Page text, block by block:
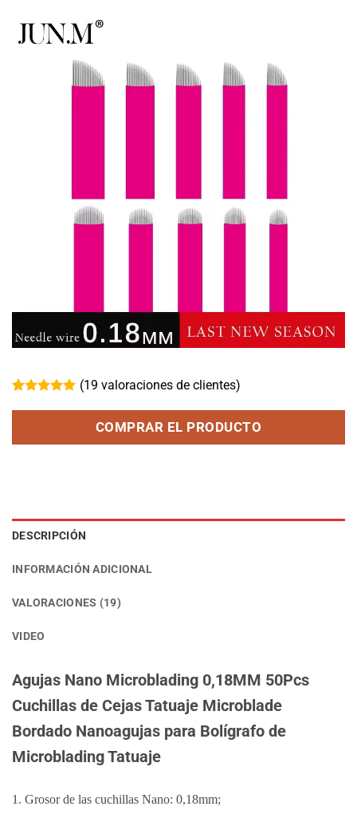
base a
(19 valoraciones de clientes)
COMPRAR EL PRODUCTO
DESCRIPCIÓN
INFORMACIÓN ADICIONAL
VALORACIONES (19)
VIDEO
Agujas Nano Microblading 0,18MM 50Pcs
Cuchillas de Cejas Tatuaje Microblade
Bordado Nanoagujas para Bolígrafo de
Microblading Tatuaje
1. Grosor de las cuchillas Nano: 0,18mm;